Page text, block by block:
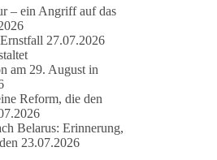
Auf Facebook ansehen
Antrag nicht besser
– ein Angriff auf das
27.07.2026
am 29. August in
Reform, die den
Belarus: Erinnerung,
23.07.2026